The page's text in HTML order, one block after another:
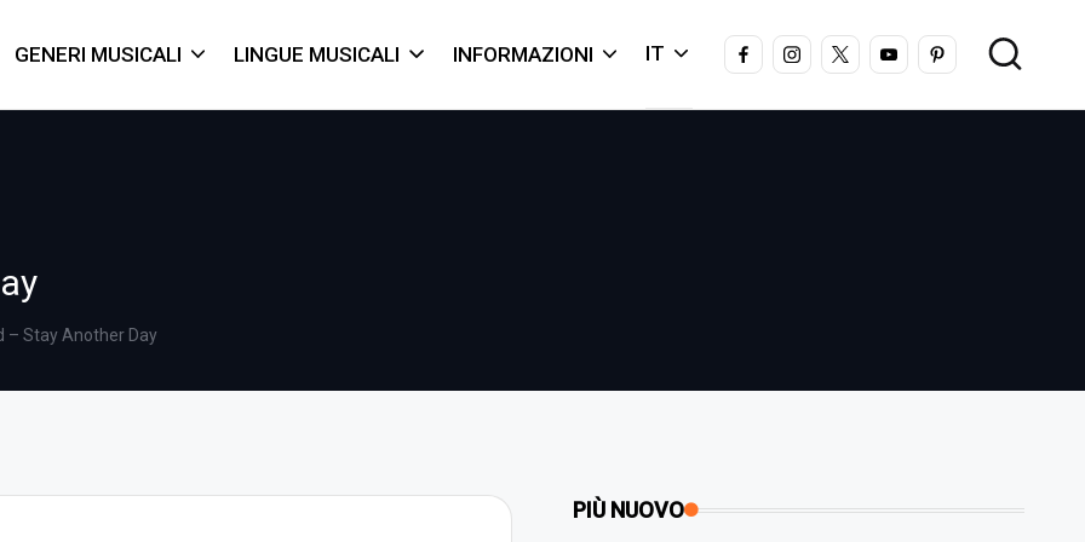
GENERI MUSICALI LINGUE MUSICALI INFORMAZIONI IT FACEBOOKINSTAGRAM
X YOUTUBEPINTEREST
– Stay Another Day
PIÙ NUOVO